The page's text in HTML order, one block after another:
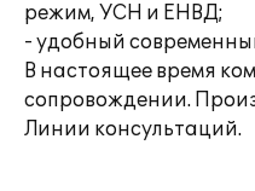
режим, УСН и ЕНВД;
- удобный
В настоящее время
сопровождении.
Линии консультаций.